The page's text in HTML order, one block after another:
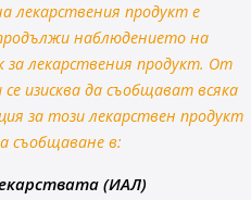
лекарствения продукт е
наблюдението на
лекарствения продукт. От
изисква да съобщават всяка
за този лекарствен продукт
съобщаване в:
(ИАЛ)